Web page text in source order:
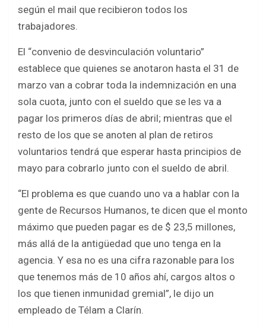
según el mail que recibieron todos los
trabajadores.
El “convenio de desvinculación voluntario”
establece que quienes se anotaron hasta el 31 de
marzo van a cobrar toda la indemnización en una
sola cuota, junto con el sueldo que se les va a
pagar los primeros días de abril; mientras que el
resto de los que se anoten al plan de retiros
voluntarios tendrá que esperar hasta principios de
mayo para cobrarlo junto con el sueldo de abril.
“El problema es que cuando uno va a hablar con la
gente de Recursos Humanos, te dicen que el monto
máximo que pueden pagar es de $ 23,5 millones,
más allá de la antigüedad que uno tenga en la
agencia. Y esa no es una cifra razonable para los
que tenemos más de 10 años ahí, cargos altos o
los que tienen inmunidad gremial”, le dijo un
empleado de Télam a Clarín.